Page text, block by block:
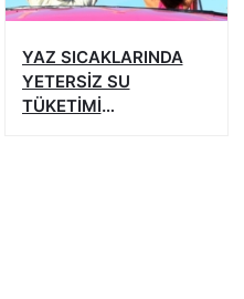
YAZ SICAKLARINDA
YETERSİZ SU
TÜKETİMİ